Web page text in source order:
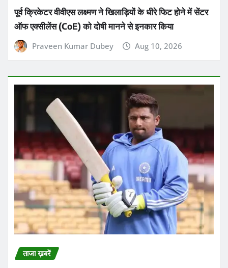
बैटर सरफराज खान को दो साल बाद टीम इंडिया में जगह मिली
Praveen Kumar Dubey Aug 10, 2026
About Us